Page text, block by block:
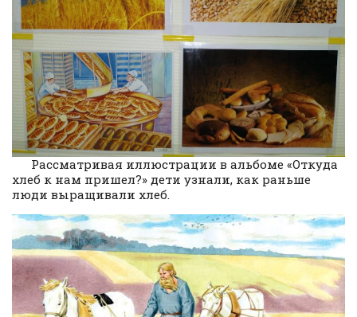
Рассматривая иллюстрации в альбоме «Откуда
хлеб к нам пришел?» дети узнали, как раньше
люди выращивали хлеб.